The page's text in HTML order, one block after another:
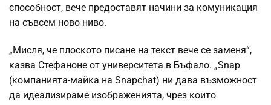
способност, вече предоставят начини за комуникация
на съвсем ново ниво.
„Мисля, че плоското писане на текст вече се заменя“,
казва Стефаноне от университета в Бъфало. „Snap
(компанията-майка на Snapchat) ни дава възможност
да идеализираме изображенията, чрез които